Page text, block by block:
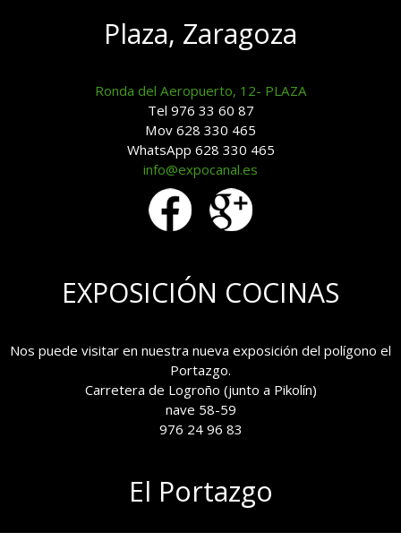
Plaza, Zaragoza
Ronda del Aeropuerto, 12- PLAZA
Tel 976 33 60 87
Mov 628 330 465
WhatsApp 628 330 465
info@expocanal.es
EXPOSICIÓN COCINAS
Nos puede visitar en nuestra nueva exposición del polígono el
Portazgo.
Carretera de Logroño (junto a Pikolín)
nave 58-59
976 24 96 83
El Portazgo